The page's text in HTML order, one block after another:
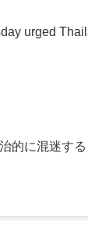
urged
的に混迷す